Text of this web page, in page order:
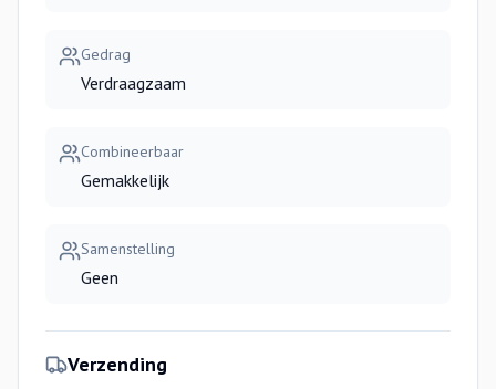
Gedrag
Verdraagzaam
Combineerbaar
Gemakkelijk
Samenstelling
Geen
Verzending